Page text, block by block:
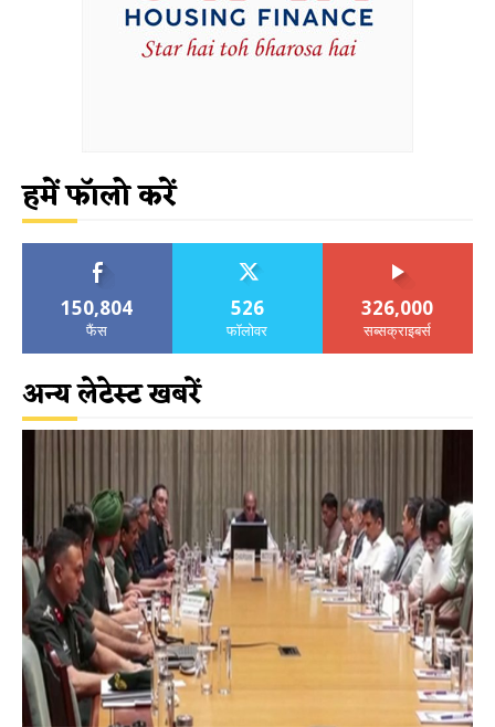
हमें फॉलो करें
150,804
फैंस
526
फॉलोवर
326,000
सब्सक्राइबर्स
अन्य लेटेस्ट खबरें